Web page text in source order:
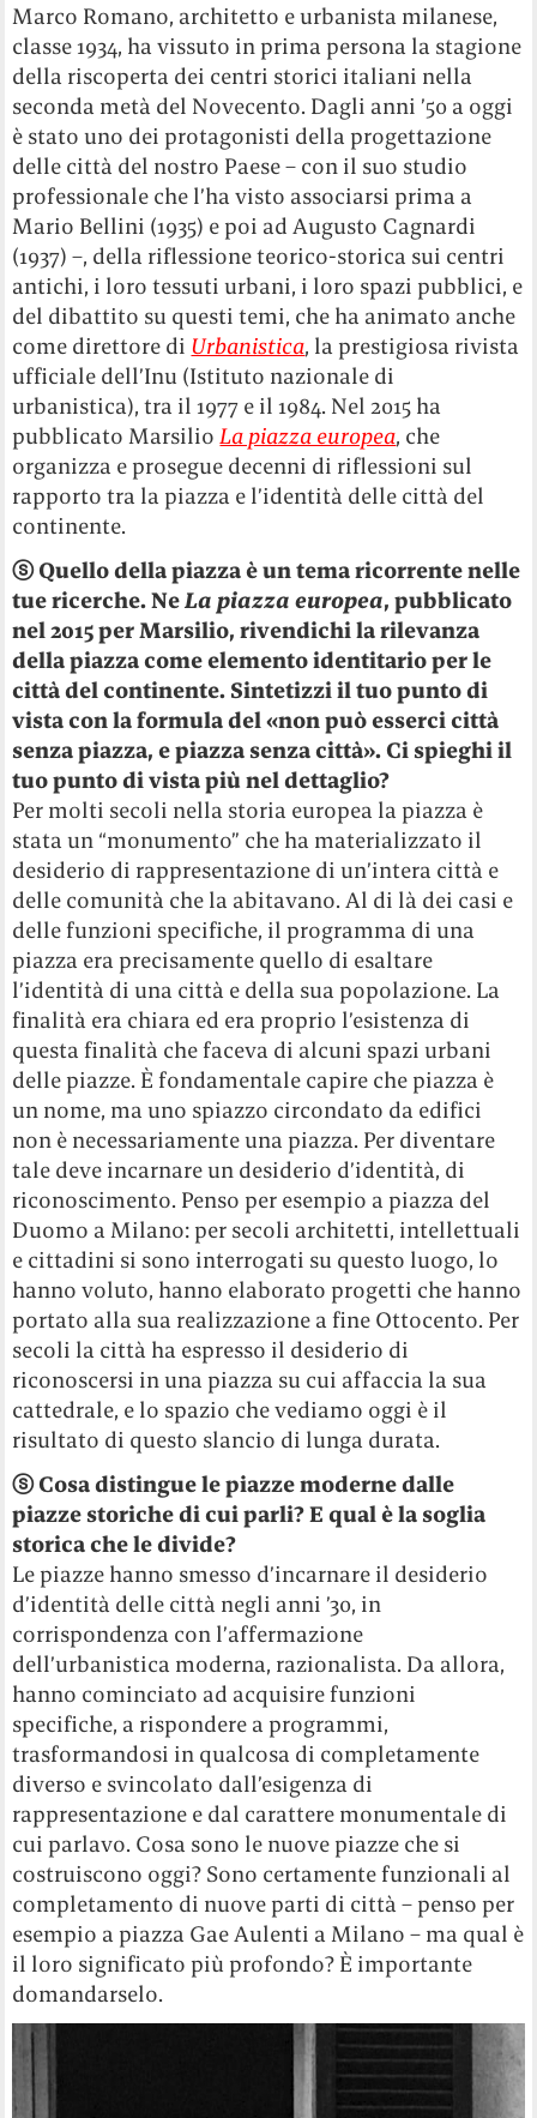
Marco Romano, architetto e urbanista milanese,
classe 1934, ha vissuto in prima persona la stagione
della riscoperta dei centri storici italiani nella
seconda metà del Novecento. Dagli anni ’50 a oggi
è stato uno dei protagonisti della progettazione
delle città del nostro Paese – con il suo studio
professionale che l’ha visto associarsi prima a
Mario Bellini (1935) e poi ad Augusto Cagnardi
(1937) –, della riflessione teorico-storica sui centri
antichi, i loro tessuti urbani, i loro spazi pubblici, e
del dibattito su questi temi, che ha animato anche
come direttore di Urbanistica, la prestigiosa rivista
ufficiale dell’Inu (Istituto nazionale di
urbanistica), tra il 1977 e il 1984. Nel 2015 ha
pubblicato MarsilioLa piazza europea, che
organizza e prosegue decenni di riflessioni sul
rapporto tra la piazza e l’identità delle città del
continente.
ⓢQuello della piazza è un tema ricorrente nelle
tue ricerche. NeLa piazza europea, pubblicato
nel 2015 per Marsilio, rivendichi la rilevanza
della piazza come elemento identitario per le
città del continente. Sintetizzi il tuo punto di
vista con la formula del «non può esserci città
senza piazza, e piazza senza città». Ci spieghi il
tuo punto di vista più nel dettaglio?
Per molti secoli nella storia europea la piazza è
stata un “monumento” che ha materializzato il
desiderio di rappresentazione di un’intera città e
delle comunità che la abitavano. Al di là dei casi e
delle funzioni specifiche, il programma di una
piazza era precisamente quello di esaltare
l’identità di una città e della sua popolazione. La
finalità era chiara ed era proprio l’esistenza di
questa finalità che faceva di alcuni spazi urbani
delle piazze. È fondamentale capire che piazza è
un nome, ma uno spiazzo circondato da edifici
non è necessariamente una piazza. Per diventare
tale deve incarnare un desiderio d’identità, di
riconoscimento. Penso per esempio a piazza del
Duomo a Milano: per secoli architetti, intellettuali
e cittadini si sono interrogati su questo luogo, lo
hanno voluto, hanno elaborato progetti che hanno
portato alla sua realizzazione a fine Ottocento. Per
secoli la città ha espresso il desiderio di
riconoscersi in una piazza su cui affaccia la sua
cattedrale, e lo spazio che vediamo oggi è il
risultato di questo slancio di lunga durata.
ⓢCosa distingue le piazze moderne dalle
piazze storiche di cui parli? E qual è la soglia
storica che le divide?
Le piazze hanno smesso d’incarnare il desiderio
d’identità delle città negli anni ’30, in
corrispondenza con l’affermazione
dell’urbanistica moderna, razionalista. Da allora,
hanno cominciato ad acquisire funzioni
specifiche, a rispondere a programmi,
trasformandosi in qualcosa di completamente
diverso e svincolato dall’esigenza di
rappresentazione e dal carattere monumentale di
cui parlavo. Cosa sono le nuove piazze che si
costruiscono oggi? Sono certamente funzionali al
completamento di nuove parti di città – penso per
esempio a piazza Gae Aulenti a Milano – ma qual è
il loro significato più profondo? È importante
domandarselo.